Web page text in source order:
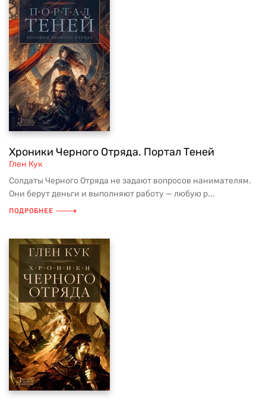
Хроники Черного Отряда. Портал Теней
Глен Кук
Солдаты Черного Отряда не задают вопросов нанимателям.
Они берут деньги и выполняют работу — любую р...
ПОДРОБНЕЕ